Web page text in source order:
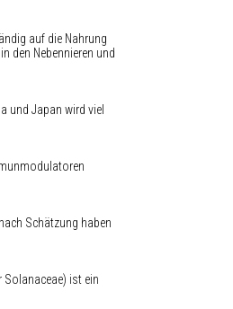
auf die Nahrung
den Nebennieren und
und Japan wird viel
Schätzung haben
ist ein